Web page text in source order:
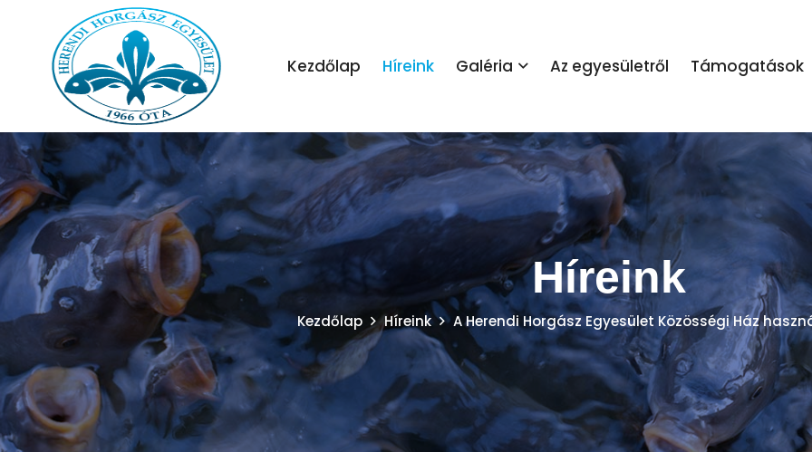
Kezdőlap Híreink Galéria Az egyesületről Támogatások
Híreink
Kezdőlap Híreink A Herendi Horgász Egyesület Közösségi Ház